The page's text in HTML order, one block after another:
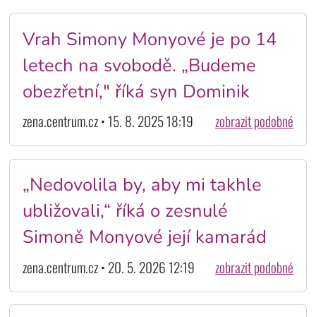
Vrah Simony Monyové je po 14
letech na svobodě. „Budeme
obezřetní," říká syn Dominik
zena.centrum.cz • 15. 8. 2025 18:19 zobrazit podobné
„Nedovolila by, aby mi takhle
ubližovali,“ říká o zesnulé
Simoně Monyové její kamarád
zena.centrum.cz • 20. 5. 2026 12:19 zobrazit podobné